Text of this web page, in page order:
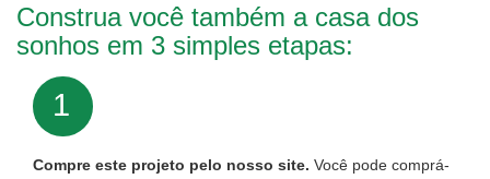
Construa você também a casa dos
sonhos em 3 simples etapas:
1
Compre este projeto pelo nosso site. Você pode comprá-